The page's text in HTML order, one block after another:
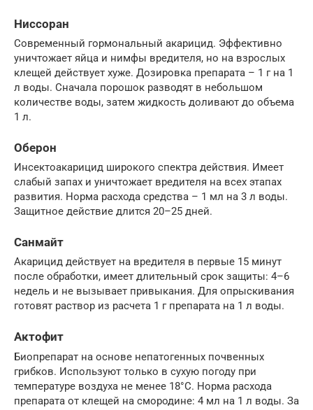
Ниссоран
Современный гормональный акарицид. Эффективно
уничтожает яйца и нимфы вредителя, но на взрослых
клещей действует хуже. Дозировка препарата – 1 г на 1
л воды. Сначала порошок разводят в небольшом
количестве воды, затем жидкость доливают до объема
1 л.
Оберон
Инсектоакарицид широкого спектра действия. Имеет
слабый запах и уничтожает вредителя на всех этапах
развития. Норма расхода средства – 1 мл на 3 л воды.
Защитное действие длится 20–25 дней.
Санмайт
Акарицид действует на вредителя в первые 15 минут
после обработки, имеет длительный срок защиты: 4–6
недель и не вызывает привыкания. Для опрыскивания
готовят раствор из расчета 1 г препарата на 1 л воды.
Актофит
Биопрепарат на основе непатогенных почвенных
грибков. Используют только в сухую погоду при
температуре воздуха не менее 18°C. Норма расхода
препарата от клещей на смородине: 4 мл на 1 л воды. За